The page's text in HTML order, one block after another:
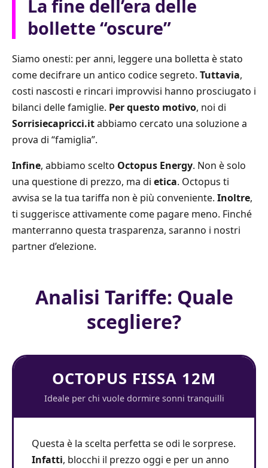
La fine dell’era delle
bollette “oscure”
Siamo onesti: per anni, leggere una bolletta è stato
come decifrare un antico codice segreto. Tuttavia,
costi nascosti e rincari improvvisi hanno prosciugato i
bilanci delle famiglie. Per questo motivo, noi di
Sorrisiecapricci.itabbiamo cercato una soluzione a
prova di “famiglia”.
Infine, abbiamo scelto Octopus Energy. Non è solo
una questione di prezzo, ma di etica. Octopus ti
avvisa se la tua tariffa non è più conveniente. Inoltre,
ti suggerisce attivamente come pagare meno. Finché
manterranno questa trasparenza, saranno i nostri
partner d’elezione.
Analisi Tariffe: Quale
scegliere?
OCTOPUS FISSA 12M
Ideale per chi vuole dormire sonni tranquilli
Questa è la scelta perfetta se odi le sorprese.
Infatti, blocchi il prezzo oggi e per un anno